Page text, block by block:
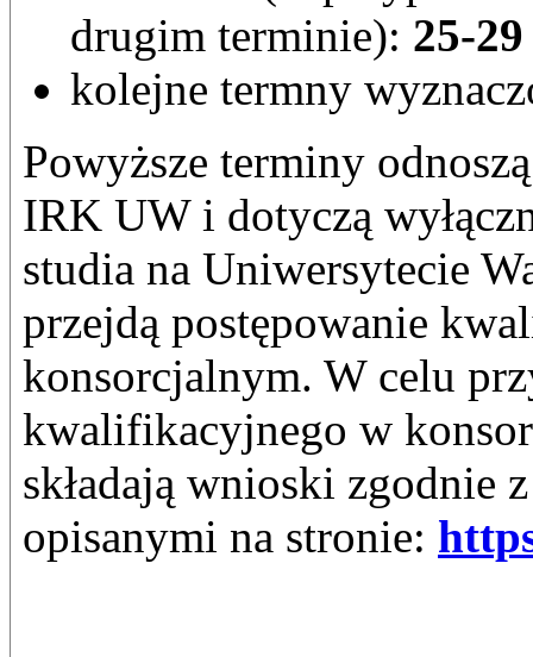
drugim terminie): 25-
kolejne termny
Powyższe terminy
IRK UW i dotyczą
studia na Uniwersytecie
przejdą postępowanie
konsorcjalnym. W celu
kwalifikacyjnego w
składają wnioski zgodnie
opisanymi na stronie: